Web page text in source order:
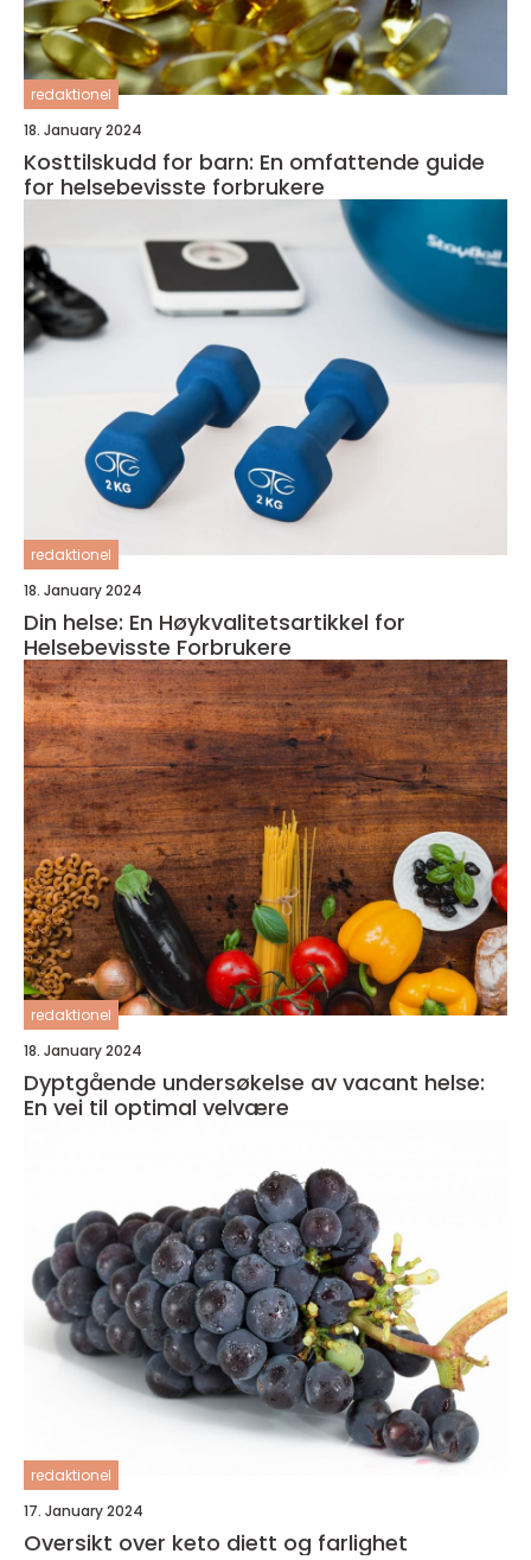
redaktionel
18. January 2024
Kosttilskudd for barn: En omfattende guide
for helsebevisste forbrukere
redaktionel
18. January 2024
Din helse: En Høykvalitetsartikkel for
Helsebevisste Forbrukere
redaktionel
18. January 2024
Dyptgående undersøkelse av vacant helse:
En vei til optimal velvære
redaktionel
17. January 2024
Oversikt over keto diett og farlighet